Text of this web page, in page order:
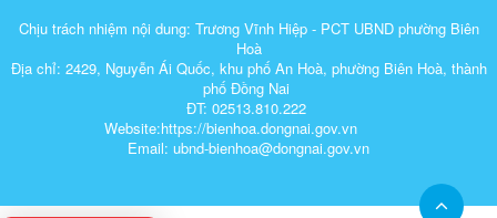
Chịu trách nhiệm nội dung: Trương Vĩnh Hiệp - PCT UBND phường Biên
Hoà
Địa chỉ: 2429, Nguyễn Ái Quốc, khu phố An Hoà, phường Biên Hoà, thành
phố Đồng Nai
ĐT: 02513.810.222
Website:https://bienhoa.dongnai.gov.vn
Email: ubnd-bienhoa@dongnai.gov.vn​